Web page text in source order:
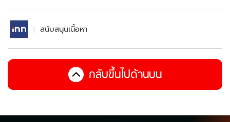
สนับสนุนเนื้อหา
กลับขึ้นไปด้านบน